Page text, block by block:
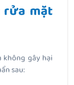
rửa mặt
gây hại
sau: